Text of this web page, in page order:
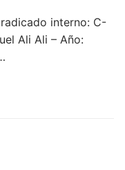
interno: C-
Ali Ali – Año: